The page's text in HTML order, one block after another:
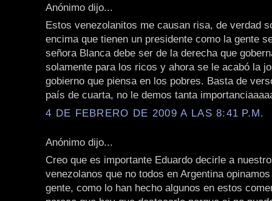
Anónimo dijo...
Estos venezolanitos me causan risa, de verdad
encima que tienen un presidente como la gente
señora Blanca debe ser de la derecha que
solamente para los ricos y ahora se le acabó la
gobierno que piensa en los pobres. Basta de
país de cuarta, no le demos tanta
4 DE FEBRERO DE 2009 A LAS 8:41 P.M.
Anónimo dijo...
Creo que es importante Eduardo decirle a
venezolanos que no todos en Argentina
gente, como lo han hecho algunos en estos